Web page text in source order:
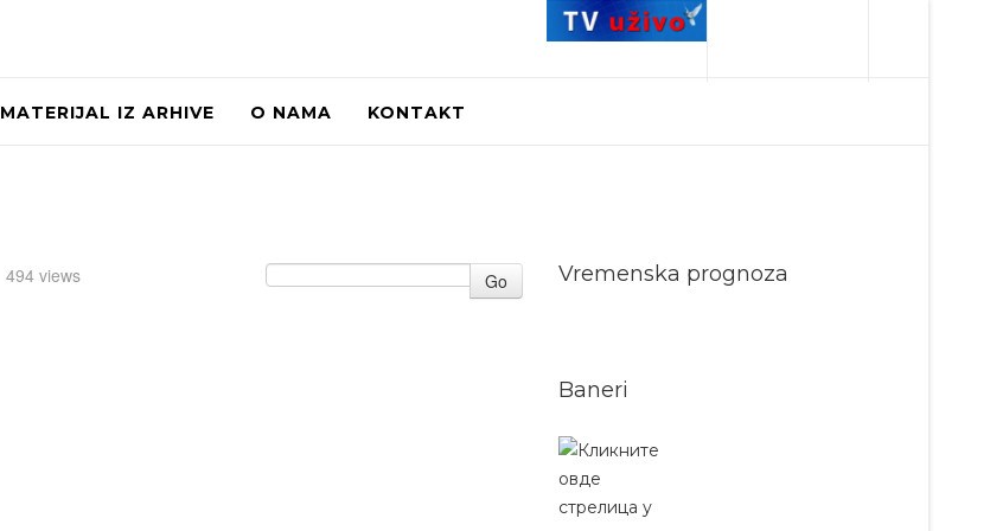
MATERIJAL IZ ARHIVE O NAMA KONTAKT
494 views Go Vremenska prognoza
Baneri